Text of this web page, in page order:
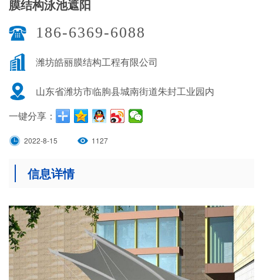
膜结构泳池遮阳
186-6369-6088
潍坊皓丽膜结构工程有限公司
山东省潍坊市临朐县城南街道朱封工业园内
一键分享：
2022-8-15 1127
信息详情